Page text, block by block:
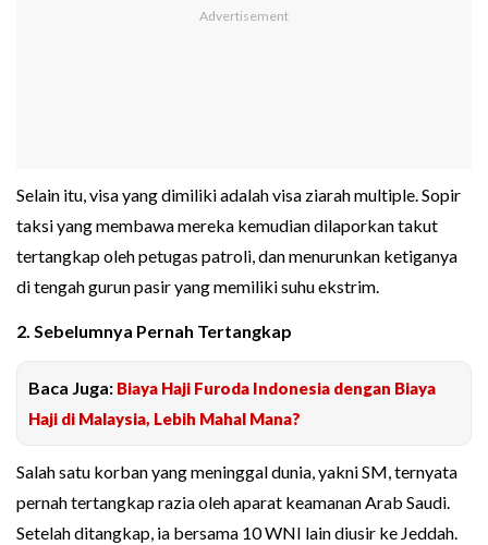
Selain itu, visa yang dimiliki adalah visa ziarah multiple. Sopir
taksi yang membawa mereka kemudian dilaporkan takut
tertangkap oleh petugas patroli, dan menurunkan ketiganya
di tengah gurun pasir yang memiliki suhu ekstrim.
2. Sebelumnya Pernah Tertangkap
Baca Juga: Biaya Haji Furoda Indonesia dengan Biaya
Haji di Malaysia, Lebih Mahal Mana?
Salah satu korban yang meninggal dunia, yakni SM, ternyata
pernah tertangkap razia oleh aparat keamanan Arab Saudi.
Setelah ditangkap, ia bersama 10 WNI lain diusir ke Jeddah.